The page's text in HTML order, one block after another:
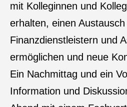
mit Kolleginnen und
erhalten, einen
Finanzdienstleistern und
ermöglichen und neue
Ein Nachmittag und ein
Information und